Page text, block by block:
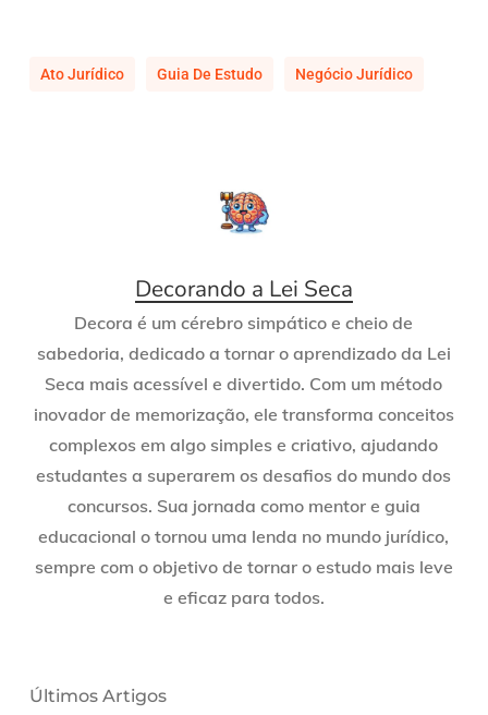
Ato Jurídico Guia De Estudo Negócio Jurídico
Decorando a Lei Seca
Decora é um cérebro simpático e cheio de
sabedoria, dedicado a tornar o aprendizado da Lei
Seca mais acessível e divertido. Com um método
inovador de memorização, ele transforma conceitos
complexos em algo simples e criativo, ajudando
estudantes a superarem os desafios do mundo dos
concursos. Sua jornada como mentor e guia
educacional o tornou uma lenda no mundo jurídico,
sempre com o objetivo de tornar o estudo mais leve
e eficaz para todos.
Últimos Artigos